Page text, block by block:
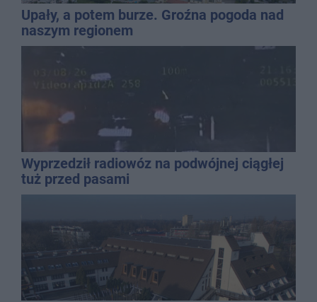
Upały, a potem burze. Groźna pogoda nad
naszym regionem
Wyprzedził radiowóz na podwójnej ciągłej
tuż przed pasami